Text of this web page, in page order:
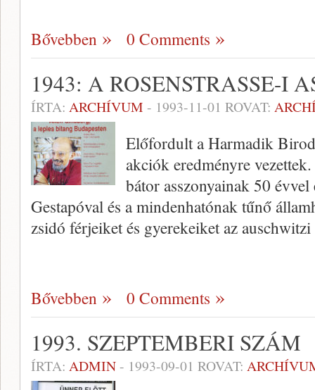
Bővebben 0 Comments
1943: A ROSENSTRASSE-I
ÍRTA: ARCHÍVUM - 1993-11-01 ROVAT:
Előfordult a Harmadik
akciók eredményre
bátor asszonyainak 50
Gestapóval és a mindenhatónak tűnő
zsidó férjeiket és gyerekeiket az auschwitzi
Bővebben 0 Comments
1993. SZEPTEMBERI SZÁM
ÍRTA: ADMIN- 1993-09-01 ROVAT: